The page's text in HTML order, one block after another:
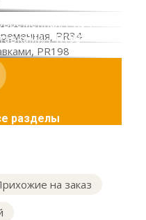
PR34
PR198
разделы
на заказ